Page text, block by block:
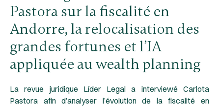
Pastora sur la fiscalité en
Andorre, la relocalisation des
grandes fortunes et l’IA
appliquée au wealth planning
La revue juridique Líder Legal a interviewé Carlota
Pastora afin d’analyser l’évolution de la fiscalité en